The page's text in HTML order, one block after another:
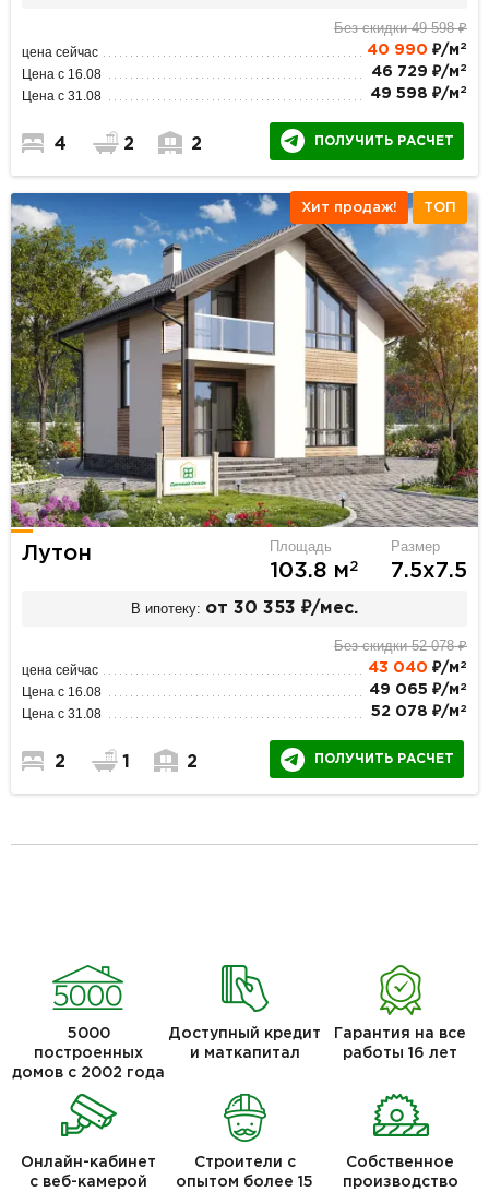
Без скидки 49 598 ₽
цена сейчас 40 990 ₽/м 2
Цена с 16.08 46 729 ₽/м 2
Цена с 31.08 49 598 ₽/м 2
4 2 2 ПОЛУЧИТЬ РАСЧЕТ
Хит продаж! ТОП
Лутон Площадь
103.8 м2
Размер
7.5х7.5
В ипотеку: от 30 353 ₽/мес.
Без скидки 52 078 ₽
цена сейчас 43 040 ₽/м 2
Цена с 16.08 49 065 ₽/м 2
Цена с 31.08 52 078 ₽/м 2
2 1 2 ПОЛУЧИТЬ РАСЧЕТ
5000
построенных
домов с 2002 года
Доступный кредит
и маткапитал
Гарантия на все
работы 16 лет
Онлайн-кабинет
с веб-камерой
Строители с
опытом более 15
Собственное
производство